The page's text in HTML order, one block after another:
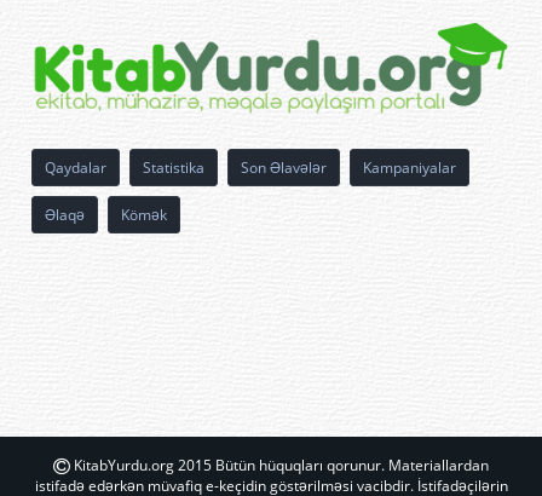
Qaydalar Statistika Son Əlavələr Kampaniyalar
Əlaqə Kömək
KitabYurdu.org 2015 Bütün hüquqları qorunur. Materiallardan
istifadə edərkən müvafiq e-keçidin göstərilməsi vacibdir. İstifadəçilərin